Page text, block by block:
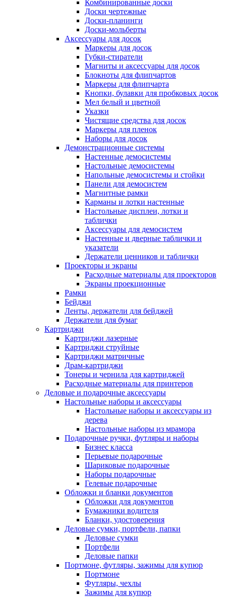
Комбинированные доски
Доски чертежные
Доски-планинги
Доски-мольберты
Аксессуары для досок
Маркеры для досок
Губки-стиратели
Магниты и аксессуары для досок
Блокноты для флипчартов
Маркеры для флипчарта
Кнопки, булавки для пробковых досок
Мел белый и цветной
Указки
Чистящие средства для досок
Маркеры для пленок
Наборы для досок
Демонстрационные системы
Настенные демосистемы
Настольные демосистемы
Напольные демосистемы и стойки
Панели для демосистем
Магнитные рамки
Карманы и лотки настенные
Настольные дисплеи, лотки и
таблички
Аксессуары для демосистем
Настенные и дверные таблички и
указатели
Держатели ценников и таблички
Проекторы и экраны
Расходные материалы для проекторов
Экраны проекционные
Рамки
Бейджи
Ленты, держатели для бейджей
Держатели для бумаг
Картриджи
Картриджи лазерные
Картриджи струйные
Картриджи матричные
Драм-картриджи
Тонеры и чернила для картриджей
Расходные материалы для принтеров
Деловые и подарочные аксессуары
Настольные наборы и аксессуары
Настольные наборы и аксессуары из
дерева
Настольные наборы из мрамора
Подарочные ручки, футляры и наборы
Бизнес класса
Перьевые подарочные
Шариковые подарочные
Наборы подарочные
Гелевые подарочные
Обложки и бланки документов
Обложки для документов
Бумажники водителя
Бланки, удостоверения
Деловые сумки, портфели, папки
Деловые сумки
Портфели
Деловые папки
Портмоне, футляры, зажимы для купюр
Портмоне
Футляры, чехлы
Зажимы для купюр